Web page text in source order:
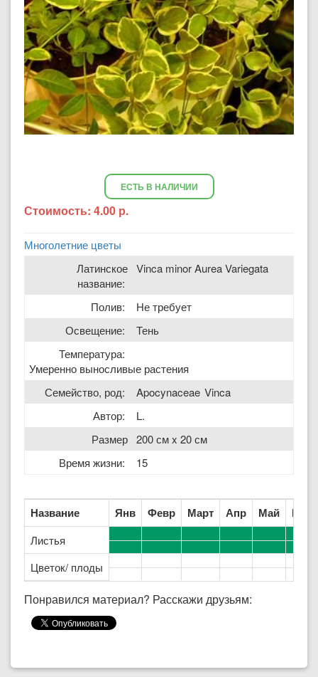
ЕСТЬ В НАЛИЧИИ
Стоимость: 4.00 р.
Многолетние цветы
Латинское
название:
Vinca minor Aurea Variegata
Полив:
Не требует
Освещение:
Тень
Температура:
Умеренно выносливые растения
Семейство, род:
Apocynaceae Vinca
Автор:
L.
Размер 200 см x 20 см
Время жизни:
15
Название Янв Февр Март Апр Май
Листья
Цветок/ плоды
Понравился материал? Расскажи друзьям: